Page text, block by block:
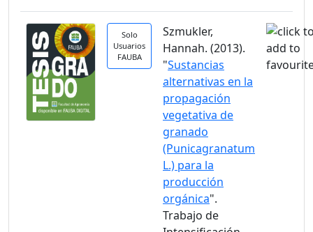
Solo
Usuarios
FAUBA
Szmukler,
Hannah. (2013).
"Sustancias
alternativas en la
propagación
vegetativa de
granado
(Punicagranatum
L.) para la
producción
orgánica".
Trabajo de